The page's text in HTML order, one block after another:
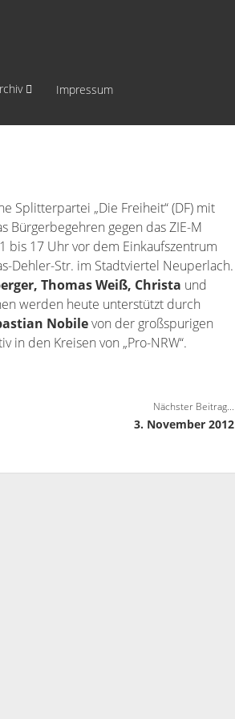
Impressum
Splitterpartei „Die Freiheit“ (DF) mit
Bürgerbegehren gegen das ZIE-M
bis 17 Uhr vor dem Einkaufszentrum
Dehler-Str. im Stadtviertel Neuperlach.
Thomas Weiß, Christa und
werden heute unterstützt durch
Nobilevon der großspurigen
in den Kreisen von „Pro-NRW“.
Nächster Beitrag...
3. November 2012